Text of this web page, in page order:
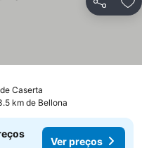
Partilhar
Caserta
km de Bellona
Ver preços